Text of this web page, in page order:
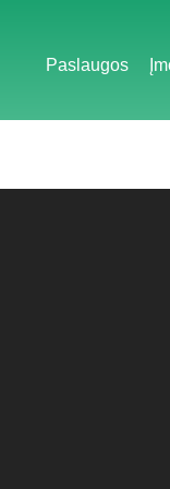
Paslaugos